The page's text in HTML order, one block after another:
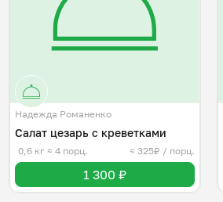
Надежда Романенко
Салат цезарь с креветками
0,6 кг ≈ 4 порц. ≈ 325₽ / порц.
1 300 ₽